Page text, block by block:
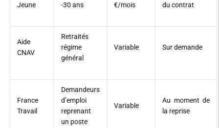
Jeune
-30 ans
€/mois
du contrat
Aide
CNAV
Retraités
régime
général
Variable Sur demande
France
Travail
Demandeurs
d’emploi
reprenant
un poste
Variable
Au moment de
la reprise